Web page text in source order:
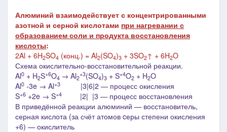
Алюминий взаимодействует с концентрированными
азотной и серной кислотами при нагревании с
образованием соли и продукта восстановления
кислоты:
2Al + 6H2SO4 (конц.) = Al2(SO4)3 + 3SO2↑ + 6H2O
Схема окислительно-восстановительной реакции.
Al0 + H2S+6O4 → Al2
+3(SO4)3 + S+4O2 + H2O
Al0 -3e → Al+3
|3|6|2 ― процесс окисления
S+6 +2e → S+4
|2| |3 ― процесс восстановления
В приведённой реакции алюминий — восстановитель,
серная кислота (за счёт атомов cеры степени окисления
+6) — окислитель